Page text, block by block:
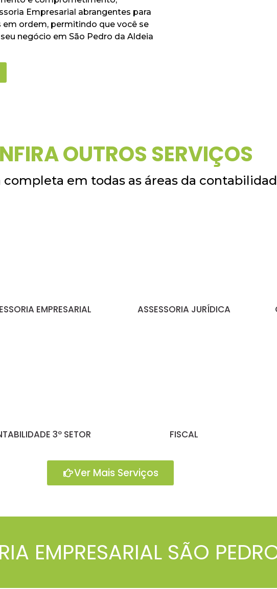
Empresarial abrangentes para
em ordem, permitindo que você se
negócio em São Pedro da Aldeia
OUTROS SERVIÇOS
completa em todas as áreas da
EMPRESARIAL ASSESSORIA JURÍDICA
3º SETOR FISCAL
Ver Mais Serviços
EMPRESARIAL SÃO